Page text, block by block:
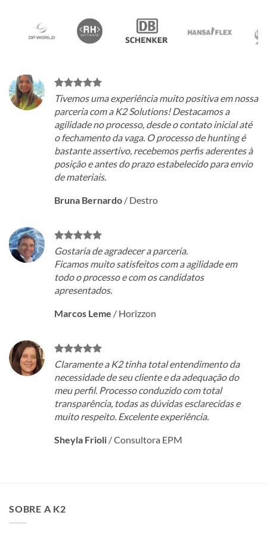
Tivemos uma experiência muito positiva em nossa
parceria com a K2 Solutions! Destacamos a
agilidade no processo, desde o contato inicial até
o fechamento da vaga. O processo de hunting é
bastante assertivo, recebemos perfis aderentes à
posição e antes do prazo estabelecido para envio
de materiais.
Bruna Bernardo / Destro
Gostaria de agradecer a parceria.
Ficamos muito satisfeitos com a agilidade em
todo o processo e com os candidatos
apresentados.
Marcos Leme / Horizzon
Claramente a K2 tinha total entendimento da
necessidade de seu cliente e da adequação do
meu perfil. Processo conduzido com total
transparência, todas as dúvidas esclarecidas e
muito respeito. Excelente experiência.
Sheyla Frioli /Consultora EPM
SOBRE A K2